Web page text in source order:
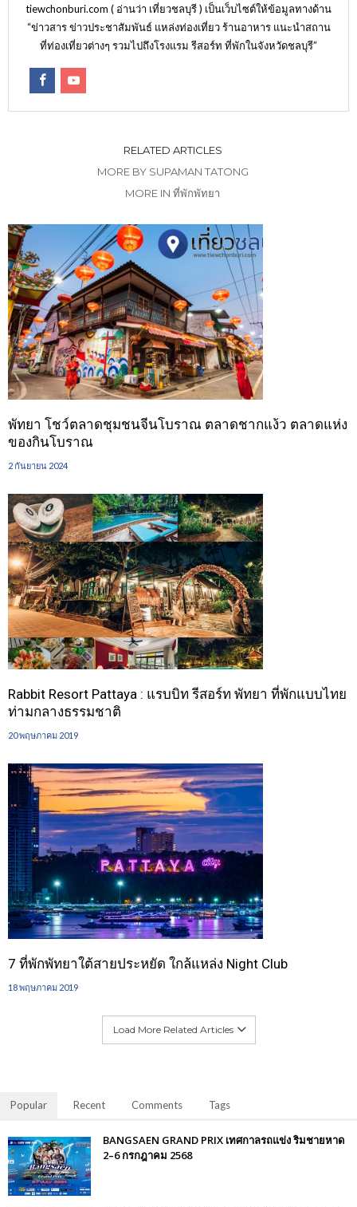
tiewchonburi.com ( อ่านว่า เที่ยวชลบุรี ) เป็นเว็บไซต์ให้ข้อมูลทางด้าน
“ข่าวสาร ข่าวประชาสัมพันธ์ แหล่งท่องเที่ยว ร้านอาหาร แนะนำสถาน
ที่ท่องเที่ยวต่างๆ รวมไปถึงโรงแรม รีสอร์ท ที่พักในจังหวัดชลบุรี”
RELATED ARTICLES
MORE BY SUPAMAN TATONG
MORE IN ที่พักพัทยา
พัทยา โชว์ตลาดชุมชนจีนโบราณ ตลาดชากแง้ว ตลาดแห่ง
ของกินโบราณ
2 กันยายน 2024
Rabbit Resort Pattaya : แรบบิท รีสอร์ท พัทยา ที่พักแบบไทย
ท่ามกลางธรรมชาติ
20 พฤษภาคม 2019
7 ที่พักพัทยาใต้สายประหยัด ใกล้แหล่ง Night Club
18 พฤษภาคม 2019
Load More Related Articles
Popular Recent Comments Tags
BANGSAEN GRAND PRIX เทศกาลรถแข่ง ริมชายหาด
2–6 กรกฎาคม 2568